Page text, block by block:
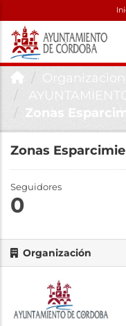
Zonas
Zonas
Seguidores
0
Organización